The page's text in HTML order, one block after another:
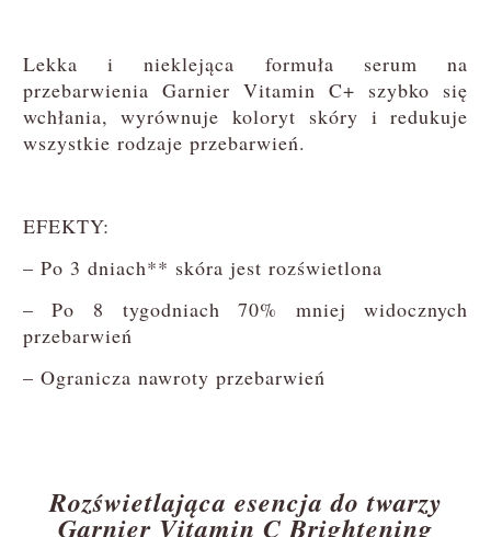
Lekka i nieklejąca formuła serum na
przebarwienia Garnier Vitamin C+ szybko się
wchłania, wyrównuje koloryt skóry i redukuje
wszystkie rodzaje przebarwień.
EFEKTY:
– Po 3 dniach** skóra jest rozświetlona
– Po 8 tygodniach 70% mniej widocznych
przebarwień
– Ogranicza nawroty przebarwień
Rozświetlająca esencja do twarzy
Garnier Vitamin C Brightening